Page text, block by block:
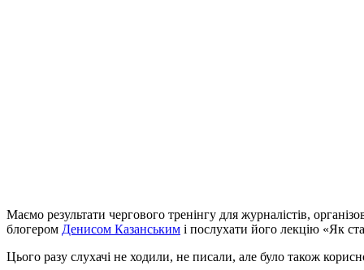
Маємо результати чергового тренінгу для журналістів,
блогером Денисом Казанським і послухати його лекцію «Як
Цього разу слухачі не ходили, не писали, але було також